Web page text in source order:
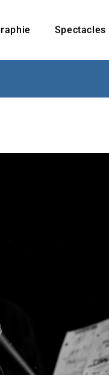
Spectacles